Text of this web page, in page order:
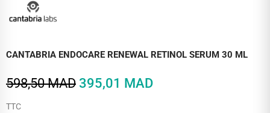
CANTABRIA ENDOCARE RENEWAL RETINOL SERUM 30 ML
598,50 MAD 395,01 MAD
TTC